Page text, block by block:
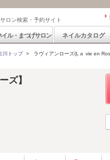
ロン検索・予約サイト
イル・まつげサロン ネイルカタログ
川トップ> ラヴィアンローズ(Lａ vie en
ズ】